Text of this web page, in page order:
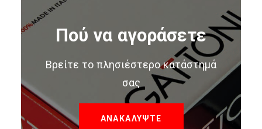
Πού να αγοράσετε
Βρείτε το πλησιέστερο κατάστημά
σας
ΑΝΑΚΑΛΥΨΤΕ